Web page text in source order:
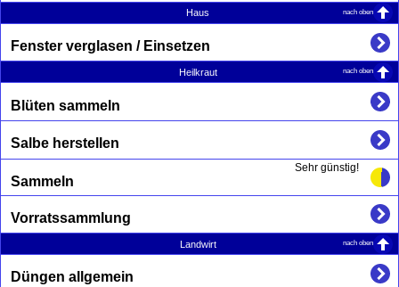
Haus nach oben
Fenster verglasen / Einsetzen
Heilkraut nach oben
Blüten sammeln
Salbe herstellen
Sehr günstig!
Sammeln
Vorratssammlung
Landwirt nach oben
Düngen allgemein